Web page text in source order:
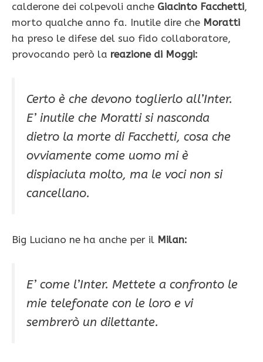
calderone dei colpevoli anche Giacinto Facchetti,
morto qualche anno fa. Inutile dire che Moratti
ha preso le difese del suo fido collaboratore,
provocando però la reazione di Moggi:
Certo è che devono toglierlo all’Inter.
E’ inutile che Moratti si nasconda
dietro la morte di Facchetti, cosa che
ovviamente come uomo mi è
dispiaciuta molto, ma le voci non si
cancellano.
Big Luciano ne ha anche per il Milan:
E’ come l’Inter. Mettete a confronto le
mie telefonate con le loro e vi
sembrerò un dilettante.